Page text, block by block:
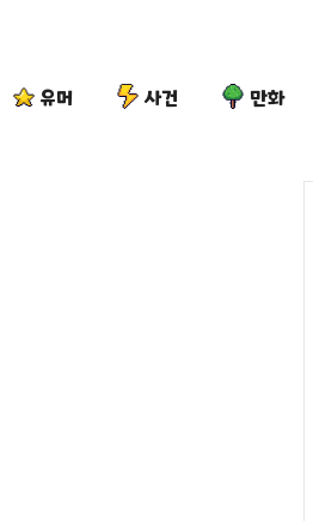
유머 사건 만화